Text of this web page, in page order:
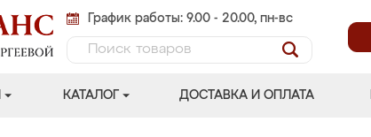
График работы: 9.00 - 20.00, пн-вс
КАТАЛОГ ДОСТАВКА И ОПЛАТА